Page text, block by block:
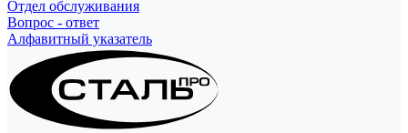
Отдел обслуживания
Вопрос - ответ
Алфавитный указатель